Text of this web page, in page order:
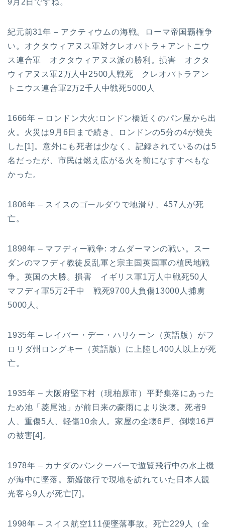
9月2日ですね。
紀元前31年 – アクティウムの海戦。ローマ帝国覇権争
い。オクタウィアヌス軍対クレオパトラ＋アントニウ
ス連合軍 オクタウィアヌス派の勝利。損害 オクタ
ウィアヌス軍2万人中2500人戦死 クレオパトラアン
トニウス連合軍2万2千人中戦死5000人
1666年 – ロンドン大火:ロンドン橋近くのパン屋から出
火。火災は9月6日まで続き、ロンドンの5分の4が焼失
した[1]。意外にも死者は少なく、記録されているのは5
名だったが、市民は燃え広がる火を前になすすべもな
かった。
1806年 – スイスのゴールダウで地滑り、457人が死
亡。
1898年 – マフディー戦争: オムダーマンの戦い。スー
ダンのマフディ教徒反乱軍と宗主国英国軍の植民地戦
争。英国の大勝。損害 イギリス軍1万人中戦死50人
マフディ軍5万2千中 戦死9700人負傷13000人捕虜
5000人。
1935年 – レイバー・デー・ハリケーン（英語版）がフ
ロリダ州ロングキー（英語版）に上陸し400人以上が死
亡。
1935年 – 大阪府堅下村（現柏原市）平野集落にあった
ため池「菱尾池」が前日来の豪雨により決壊。死者9
人、重傷5人、軽傷10余人。家屋の全壊6戸、倒壊16戸
の被害[4]。
1978年 – カナダのバンクーバーで遊覧飛行中の水上機
が海中に墜落。新婚旅行で現地を訪れていた日本人観
光客ら9人が死亡[7]。
1998年 – スイス航空111便墜落事故。死亡229人（全